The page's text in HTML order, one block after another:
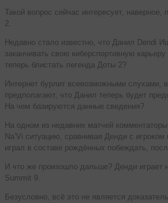
Такой вопрос сейчас интересует,
2.
Недавно стало известно, что Данил Dendi
заканчивать свою киберспортивную
теперь блистать легенда Доты 2?
Интернет бурлит всевозможными слухами,
предполагают, что Данил теперь будет
На чем базируются данные сведения?
На одном из недавних матчей
Na’Vi ситуацию, сравнивая Денди с
играл в составе рождённых побеждать,
И что же произошло дальше? Денди играет
Summit 9.
Безусловно, всё это не является